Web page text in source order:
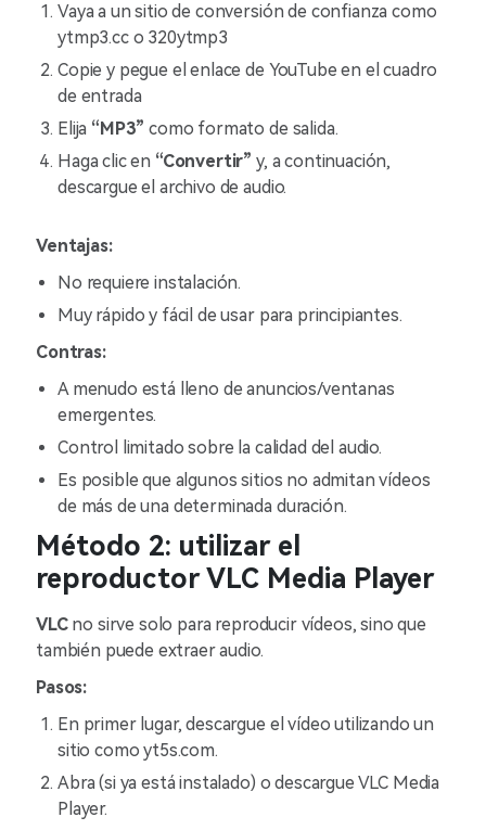
Vaya a un sitio de conversión de confianza como
ytmp3.cc o 320ytmp3
Copie y pegue el enlace de YouTube en el cuadro
de entrada
Elija “MP3” como formato de salida.
Haga clic en “Convertir” y, a continuación,
descargue el archivo de audio.
Ventajas:
No requiere instalación.
Muy rápido y fácil de usar para principiantes.
Contras:
A menudo está lleno de anuncios/ventanas
emergentes.
Control limitado sobre la calidad del audio.
Es posible que algunos sitios no admitan vídeos
de más de una determinada duración.
Método 2: utilizar el
reproductor VLC Media Player
VLCno sirve solo para reproducir vídeos, sino que
también puede extraer audio.
Pasos:
En primer lugar, descargue el vídeo utilizando un
sitio como yt5s.com.
Abra (si ya está instalado) o descargue VLC Media
Player.